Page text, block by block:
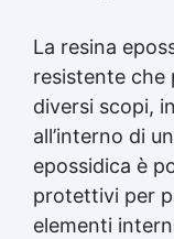
La resina
resistente che
diversi scopi,
all’interno di
epossidica è
protettivi per
elementi